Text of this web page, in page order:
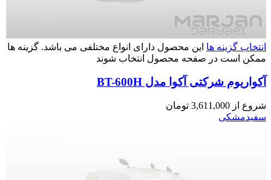
انتخاب گزینه ها این محصول دارای انواع مختلفی می باشد. گزینه ها
ممکن است در صفحه محصول انتخاب شوند
آکواریوم شرکتی آکوا مدل BT-600H
شروع از 3,611,000 تومان
سفیدمشکی